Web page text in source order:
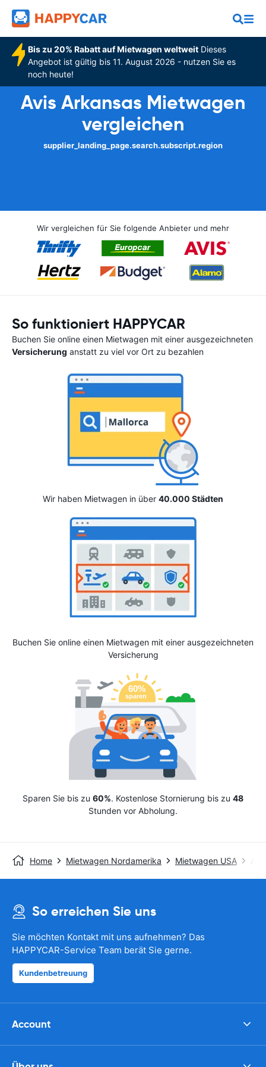
Bis zu 20% Rabatt auf Mietwagen weltweitDieses
Angebot ist gültig bis 11. August 2026 - nutzen Sie es
noch heute!
Avis Arkansas Mietwagen
vergleichen
supplier_landing_page.search.subscript.region
Wir vergleichen für Sie folgende Anbieter und mehr
So funktioniert HAPPYCAR
Buchen Sie online einen Mietwagen mit einer ausgezeichneten
Versicherung anstatt zu viel vor Ort zu bezahlen
Wir haben Mietwagen in über 40.000 Städten
Buchen Sie online einen Mietwagen mit einer ausgezeichneten
Versicherung
Sparen Sie bis zu 60%. Kostenlose Stornierung bis zu 48
Stunden vor Abholung.
Home Mietwagen Nordamerika Mietwagen USA
So erreichen Sie uns
Sie möchten Kontakt mit uns aufnehmen? Das
HAPPYCAR-Service Team berät Sie gerne.
Kundenbetreuung
Account